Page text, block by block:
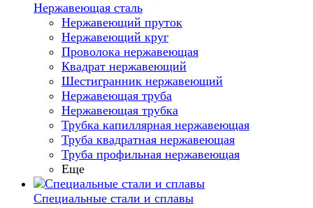
Нержавеющая сталь
Нержавеющий пруток
Нержавеющий круг
Проволока нержавеющая
Квадрат нержавеющий
Шестигранник нержавеющий
Нержавеющая труба
Нержавеющая трубка
Трубка капиллярная нержавеющая
Труба квадратная нержавеющая
Труба профильная нержавеющая
Еще
Специальные стали и сплавы